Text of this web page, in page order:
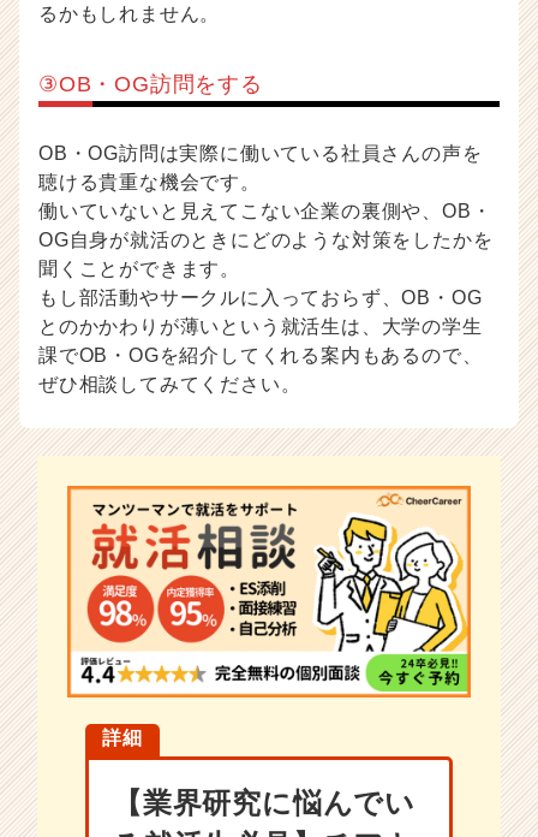
るかもしれません。
③OB・OG訪問をする
OB・OG訪問は実際に働いている社員さんの声を
聴ける貴重な機会です。
働いていないと見えてこない企業の裏側や、OB・
OG自身が就活のときにどのような対策をしたかを
聞くことができます。
もし部活動やサークルに入っておらず、OB・OG
とのかかわりが薄いという就活生は、大学の学生
課でOB・OGを紹介してくれる案内もあるので、
ぜひ相談してみてください。
詳細
【業界研究に悩んでい